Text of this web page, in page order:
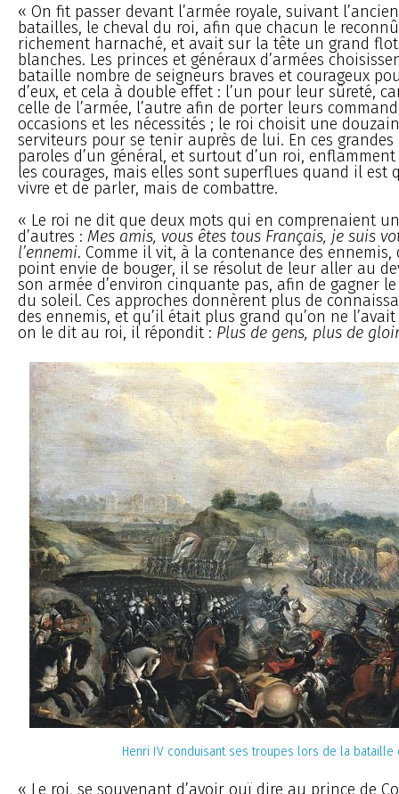
« On fit passer devant l’armée royale, suivant
batailles, le cheval du roi, afin que chacun le
richement harnaché, et avait sur la tête un grand
blanches. Les princes et généraux d’armées
bataille nombre de seigneurs braves et courageux
d’eux, et cela à double effet : l’un pour leur sûreté,
celle de l’armée, l’autre afin de porter leurs
occasions et les nécessités ; le roi choisit une
serviteurs pour se tenir auprès de lui. En ces grandes
paroles d’un général, et surtout d’un roi,
les courages, mais elles sont superflues quand il est
vivre et de parler, mais de combattre.
« Le roi ne dit que deux mots qui en comprenaient
d’autres : Mes amis, vous êtes tous Français, je suis
l’ennemi. Comme il vit, à la contenance des ennemis,
point envie de bouger, il se résolut de leur aller au
son armée d’environ cinquante pas, afin de gagner
du soleil. Ces approches donnèrent plus de
des ennemis, et qu’il était plus grand qu’on ne
on le dit au roi, il répondit : Plus de gens, plus de
Henri IV conduisant ses troupes lors de la bataille
« Le roi, se souvenant d’avoir ouï dire au prince de